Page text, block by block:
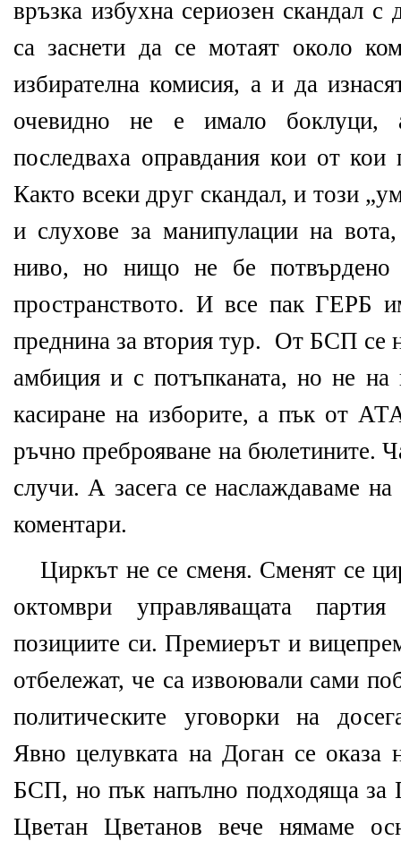
връзка избухна сериозен скандал
са заснети да се мотаят около
избирателна комисия, а и да
очевидно не е имало боклуци,
последваха оправдания кои от
Както всеки друг скандал, и този
и слухове за манипулации на
ниво, но нищо не бе
пространството. И все пак ГЕРБ
преднина за втория тур. От БСП се
амбиция и с потъпканата, но не на
касиране на изборите, а пък от
ръчно преброяване на бюлетините.
случи. А засега се наслаждаваме на
коментари.
Циркът не се сменя. Сменят се
октомври управляващата партия
позициите си. Премиерът и
отбележат, че са извоювали сами
политическите уговорки на
Явно целувката на Доган се оказа
БСП, но пък напълно подходяща
Цветан Цветанов вече нямаме